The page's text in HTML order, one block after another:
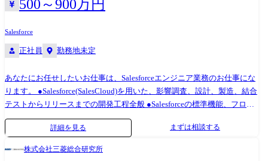
500～900万円
Salesforce
正社員 勤務地未定
あなたにお任せしたいお仕事は、Salesforceエンジニア業務のお仕事にな
ります。 ●Salesforce(SalesCloud)を用いた、影響調査、設計、製造、結合
テストからリリースまでの開発工程全般 ●Salesforceの標準機能、フロ
ー、Apex、認証基盤を用いたカスタマイズ・開発業務 ●一人称で要件を
理解し、設計から実装まで自走する開発業務 ●クライアントへのヒアリ
ングから、要件定義、および影響調査の実施 ●ヒアリングした内容を落
詳細を見る まずは相談する
株式会社三菱総合研究所